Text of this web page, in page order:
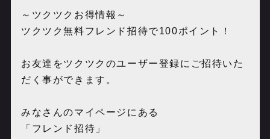
～ツクツクお得情報～
ツクツク無料フレンド招待で100ポイント！
お友達をツクツクのユーザー登録にご招待いた
だく事ができます。
みなさんのマイページにある
「フレンド招待」